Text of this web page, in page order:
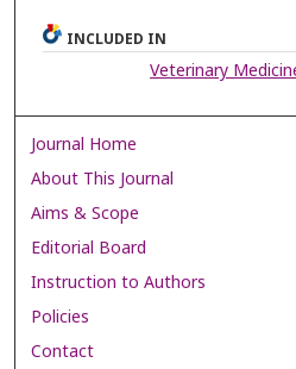
INCLUDED IN
Veterinary
Journal Home
About This Journal
Aims & Scope
Editorial Board
Instruction to Authors
Policies
Contact